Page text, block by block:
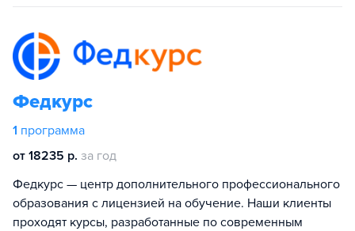
Федкурс
1 программа
от 18235 р. за год
Федкурс — центр дополнительного профессионального
образования с лицензией на обучение. Наши клиенты
проходят курсы, разработанные по современным